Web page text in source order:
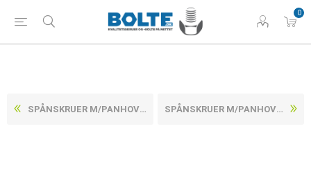
0
SPÅNSKRUER M/PANHOVEDET POZIDRIV Z ELFORZINKET STÅL CE/EN 14592 4,5X60-Z (500 STK) SPÅNSKRUER M/PANHOVEDET POZIDRIV Z ELFORZINKET STÅL CE/EN 14592 4X16-Z (1000 STK)